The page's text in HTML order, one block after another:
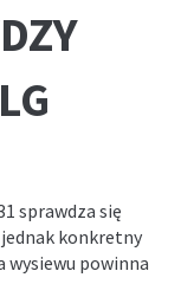
sprawdza się
konkretny
wysiewu powinna